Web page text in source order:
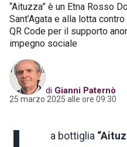
“Aituzza” è un Etna Rosso
Sant’Agata e alla lotta
QR Code per il supporto
impegno sociale
di Gianni Paternò
25 marzo 2025 alle ore 09:30
a bottiglia